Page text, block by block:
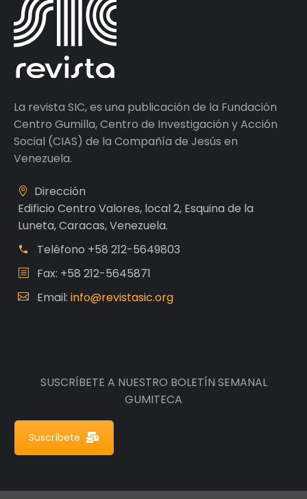
La revista SIC, es una publicación de la Fundación
Centro Gumilla, Centro de Investigación y Acción
Social (CIAS) de la Compañía de Jesús en
Venezuela.
Dirección
Edificio Centro Valores, local 2, Esquina de la
Luneta, Caracas, Venezuela.
Teléfono +58 212-5649803
Fax: +58 212-5645871
Email: info@revistasic.org
SUSCRÍBETE A NUESTRO BOLETÍN SEMANAL
GUMITECA
Suscríbete